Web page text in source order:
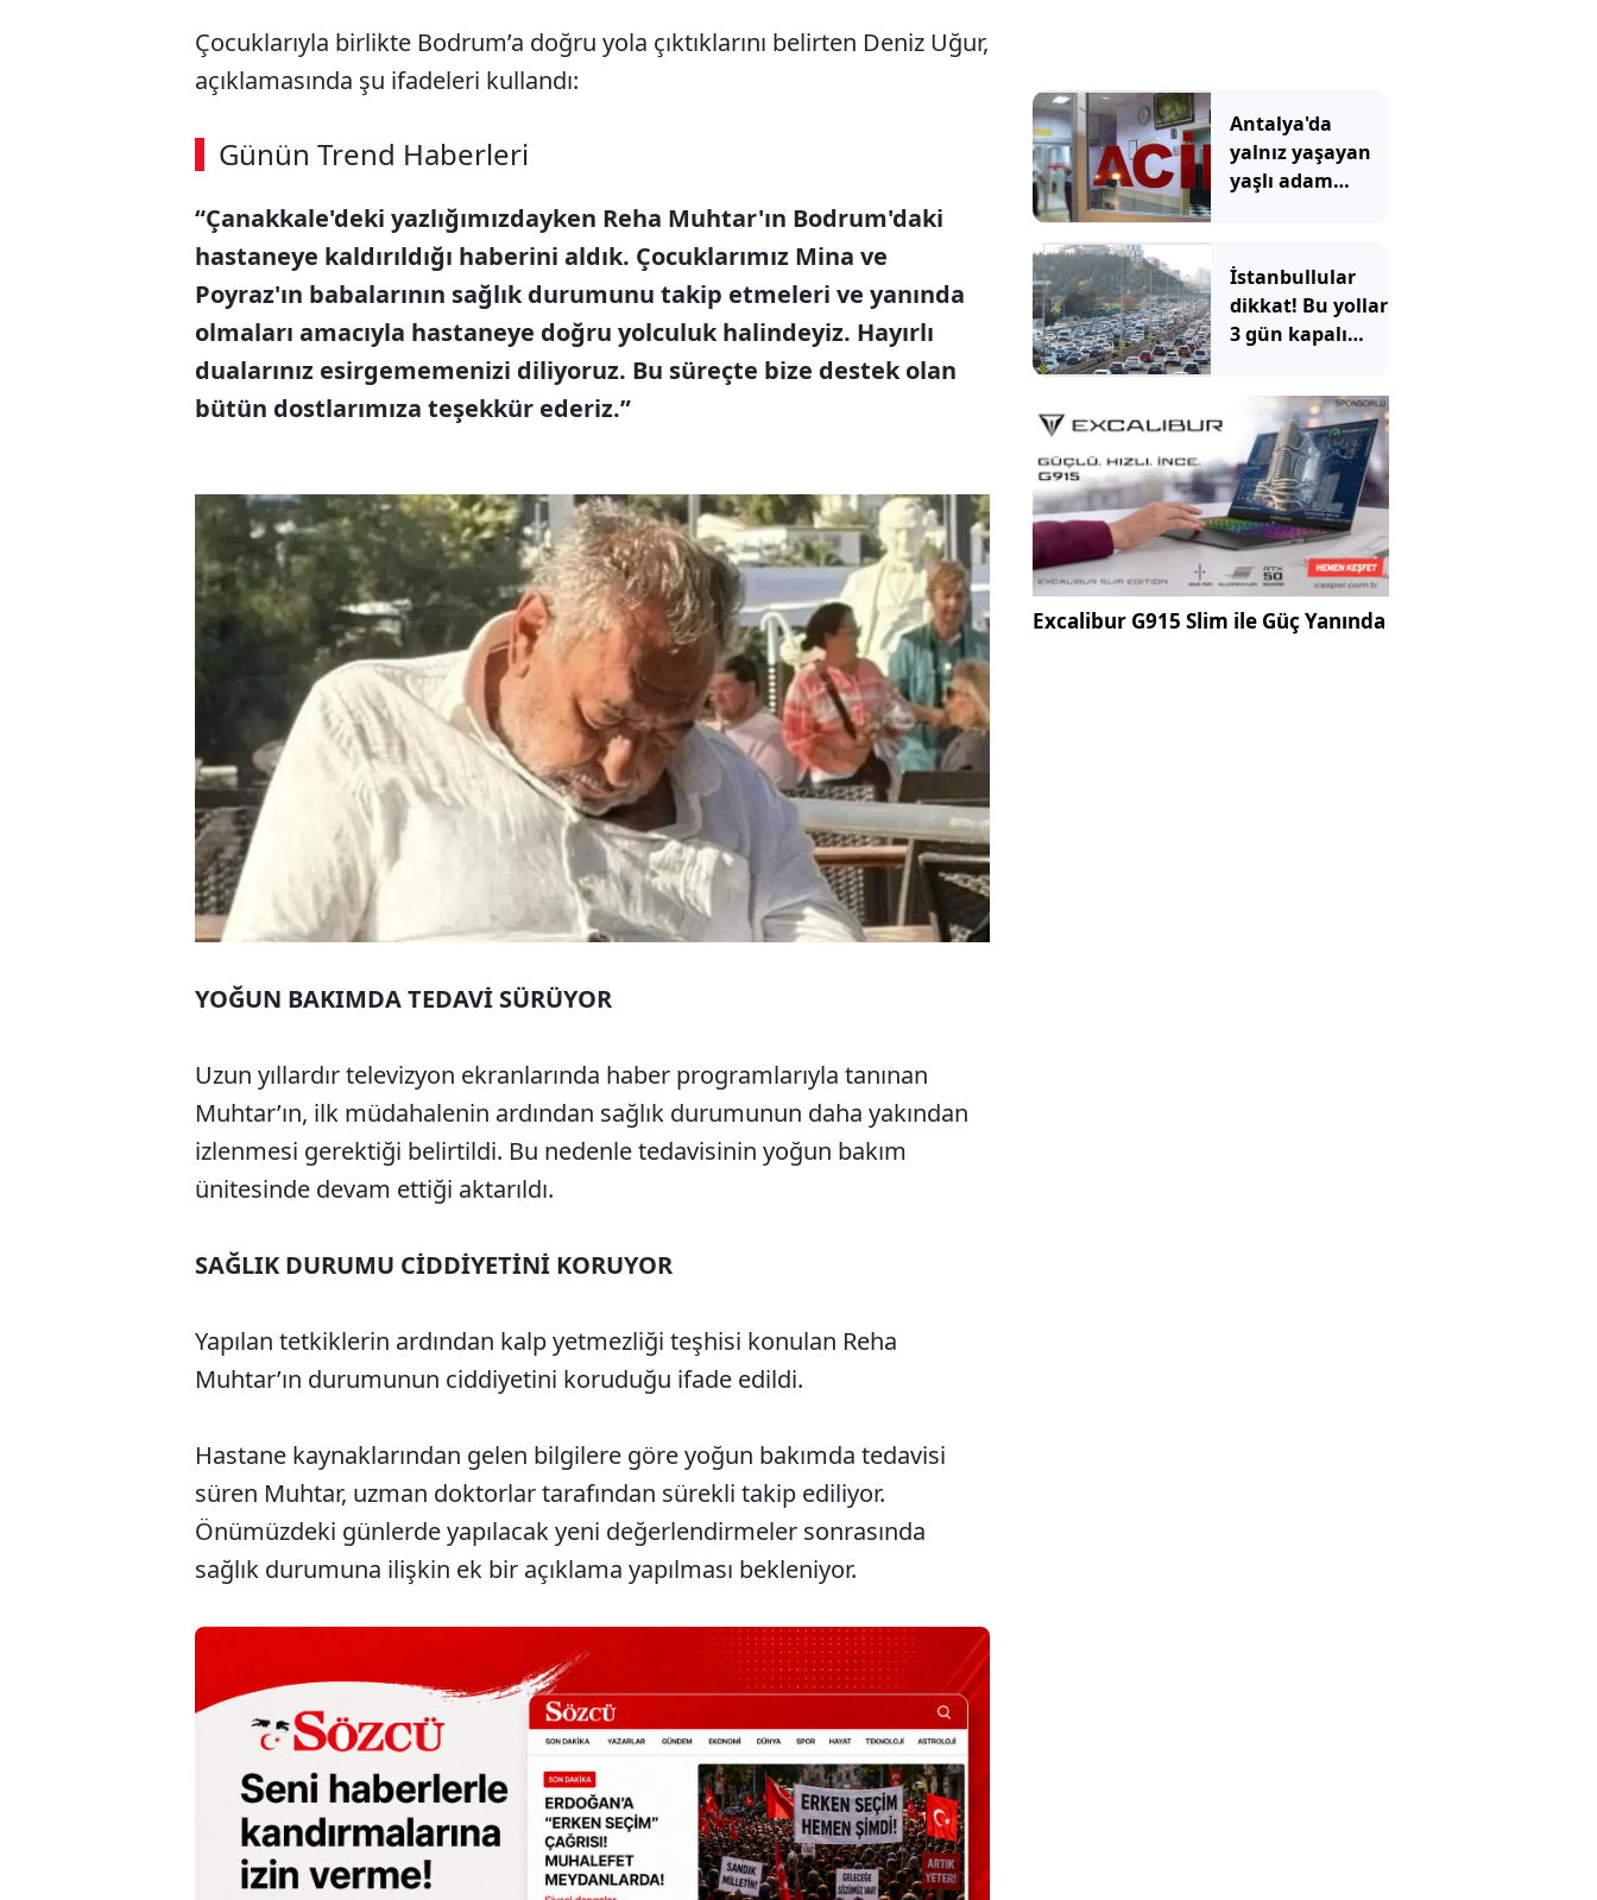
Çocuklarıyla birlikte Bodrum’a doğru yola çıktıklarını belirten Deniz Uğur,
açıklamasında şu ifadeleri kullandı:
Günün Trend Haberleri
SÖZCÜ SON DAKİKA
“Çanakkale'deki yazlığımızdayken Reha Muhtar'ın Bodrum'daki
hastaneye kaldırıldığı haberini aldık. Çocuklarımız Mina ve
Poyraz'ın babalarının sağlık durumunu takip etmeleri ve yanında
olmaları amacıyla hastaneye doğru yolculuk halindeyiz. Hayırlı
dualarınız esirgememenizi diliyoruz. Bu süreçte bize destek olan
bütün dostlarımıza teşekkür ederiz.”
YOĞUN BAKIMDA TEDAVİ SÜRÜYOR
Uzun yıllardır televizyon ekranlarında haber programlarıyla tanınan
Muhtar’ın, ilk müdahalenin ardından sağlık durumunun daha yakından
izlenmesi gerektiği belirtildi. Bu nedenle tedavisinin yoğun bakım
ünitesinde devam ettiği aktarıldı.
SAĞLIK DURUMU CİDDİYETİNİ KORUYOR
Yapılan tetkiklerin ardından kalp yetmezliği teşhisi konulan Reha
Muhtar’ın durumunun ciddiyetini koruduğu ifade edildi.
Hastane kaynaklarından gelen bilgilere göre yoğun bakımda tedavisi
süren Muhtar, uzman doktorlar tarafından sürekli takip ediliyor.
Önümüzdeki günlerde yapılacak yeni değerlendirmeler sonrasında
sağlık durumuna ilişkin ek bir açıklama yapılması bekleniyor.
Antalya'da
yalnız yaşayan
yaşlı adam
İstanbullular
dikkat! Bu yollar
3 gün kapalı
Excalibur G915 Slim ile Güç Yanında